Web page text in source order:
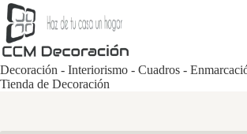
Saltar
al
contenido
Decoración - Interiorismo - Cuadros -
Tienda de Decoración